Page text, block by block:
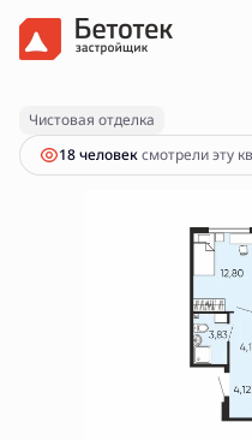
3-комнатная67.87 м
Ипотекаот 28 731 руб.
Чистовая отделка
18 человексмотрели эту